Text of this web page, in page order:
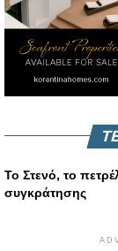
Το Στενό, το
συγκράτησης